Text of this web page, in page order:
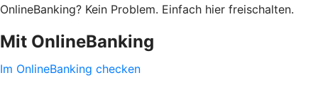
OnlineBanking? Kein Problem. Einfach hier freischalten.
Mit OnlineBanking
Im OnlineBanking checken